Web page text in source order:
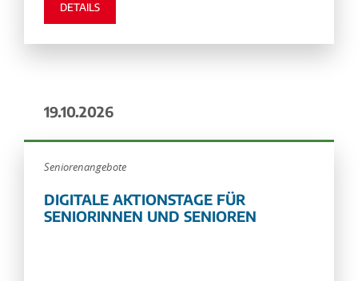
DETAILS
19.10.2026
Seniorenangebote
DIGITALE AKTIONSTAGE FÜR
SENIORINNEN UND SENIOREN